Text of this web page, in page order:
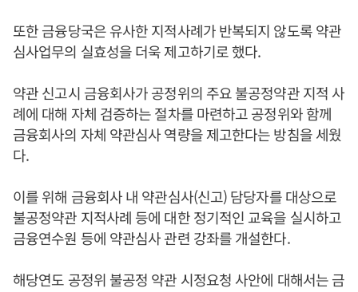
또한 금융당국은 유사한 지적사례가 반복되지 않도록 약관
심사업무의 실효성을 더욱 제고하기로 했다.
약관 신고시 금융회사가 공정위의 주요 불공정약관 지적 사
례에 대해 자체 검증하는 절차를 마련하고 공정위와 함께
금융회사의 자체 약관심사 역량을 제고한다는 방침을 세웠
다.
이를 위해 금융회사 내 약관심사(신고) 담당자를 대상으로
불공정약관 지적사례 등에 대한 정기적인 교육을 실시하고
금융연수원 등에 약관심사 관련 강좌를 개설한다.
해당연도 공정위 불공정 약관 시정요청 사안에 대해서는 금